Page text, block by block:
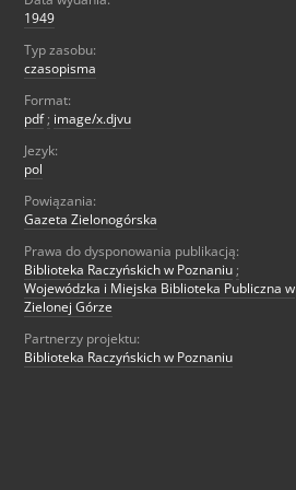
1949
Typ zasobu:
czasopisma
Format:
pdf ; image/x.djvu
Jezyk:
pol
Powiązania:
Gazeta Zielonogórska
Prawa do dysponowania publikacją:
Biblioteka Raczyńskich w Poznaniu ;
Wojewódzka i Miejska Biblioteka Publiczna w
Zielonej Górze
Partnerzy projektu:
Biblioteka Raczyńskich w Poznaniu